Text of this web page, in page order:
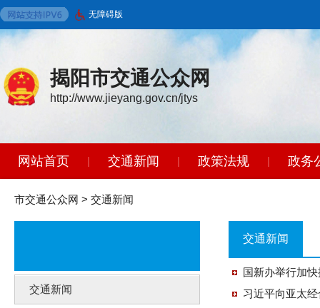
无障碍版
揭阳市交通公众网
http://www.jieyang.gov.cn/jtys
网站首页 | 交通新闻 | 政策法规 | 政务
智能问答
市交通公众网 > 交通新闻
交通新闻
交通新闻
国新办举行加
习近平向亚太